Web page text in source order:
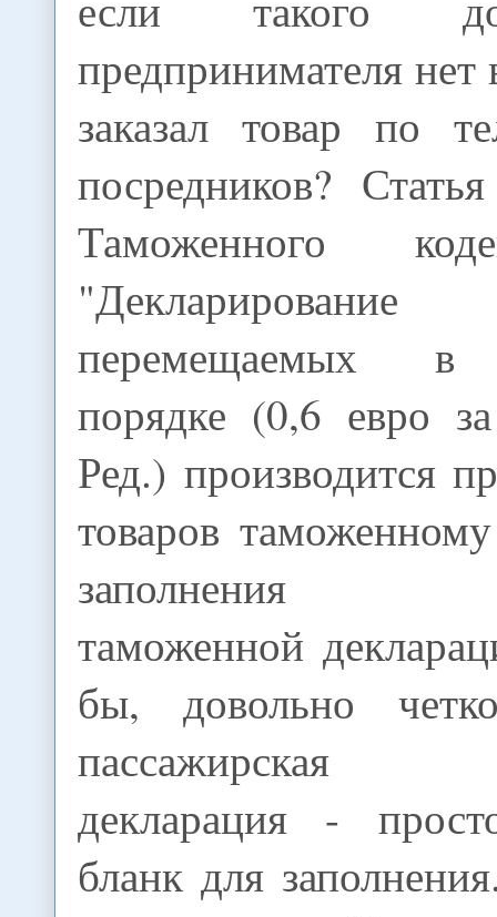
предпринимателя
заказал товар по
посредников?
Таможенного
перемещаемых в
порядке (0,6 евро
Ред.) производится
товаров
заполнения
таможенной
бы, довольно
пассажирская
декларация -
бланк для